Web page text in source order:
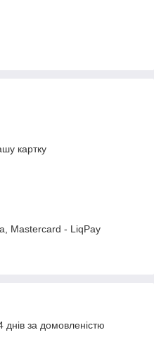
картку
Mastercard - LiqPay
за домовленістю